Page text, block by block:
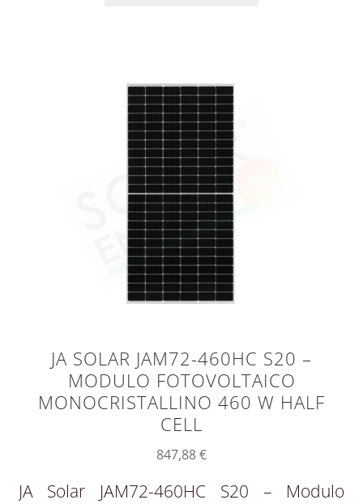
JA SOLAR JAM72-460HC S20 –
MODULO FOTOVOLTAICO
MONOCRISTALLINO 460 W HALF
CELL
847,88€
JA Solar JAM72-460HC S20 – Modulo